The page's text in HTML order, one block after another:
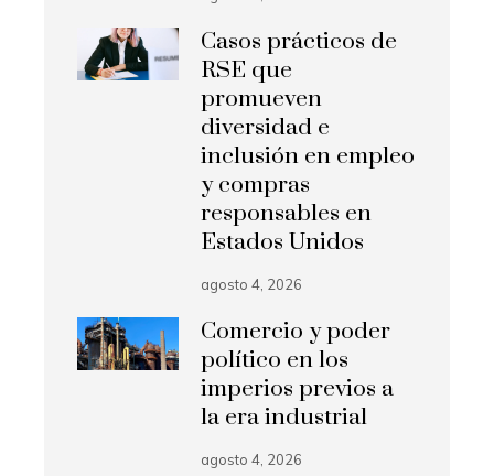
Casos prácticos de
RSE que
promueven
diversidad e
inclusión en empleo
y compras
responsables en
Estados Unidos
agosto 4, 2026
Comercio y poder
político en los
imperios previos a
la era industrial
agosto 4, 2026